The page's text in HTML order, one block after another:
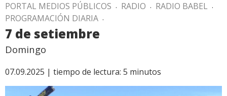
PORTAL MEDIOS PÚBLICOS . RADIO . RADIO BABEL .
PROGRAMACIÓN DIARIA .
7 de setiembre
Domingo
07.09.2025 | tiempo de lectura: 5 minutos